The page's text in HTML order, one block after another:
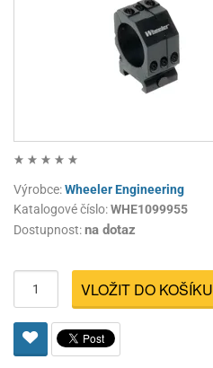
Výrobce:Wheeler Engineering
Katalogové číslo:WHE1099955
Dostupnost:na dotaz
VLOŽIT DO KOŠÍKU